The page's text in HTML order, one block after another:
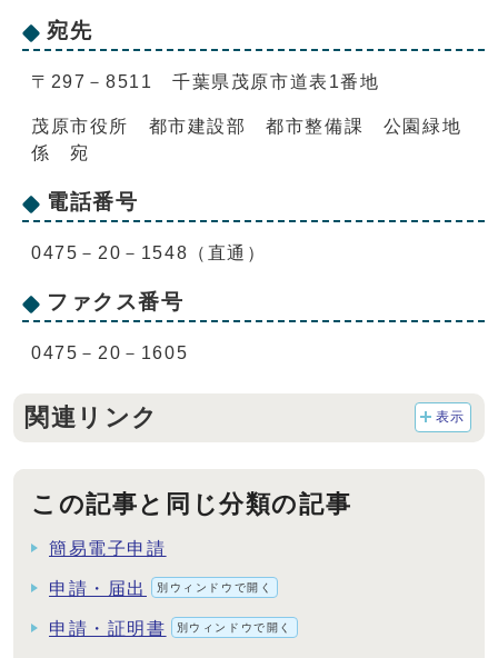
宛先
〒297－8511 千葉県茂原市道表1番地
茂原市役所 都市建設部 都市整備課 公園緑地
係 宛
電話番号
0475－20－1548（直通）
ファクス番号
0475－20－1605
関連リンク 表示
この記事と同じ分類の記事
簡易電子申請
申請・届出 別ウィンドウで開く
申請・証明書 別ウィンドウで開く